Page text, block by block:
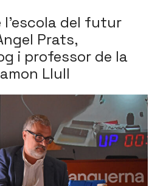
l'escola del futur
Prats,
i professor de la
Llull